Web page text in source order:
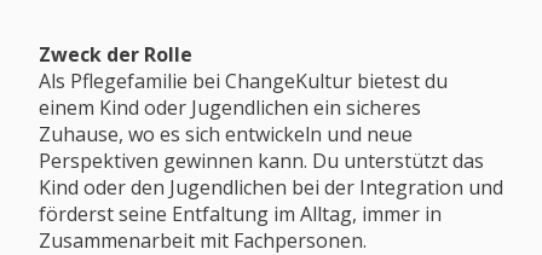
Zweck der Rolle
Als Pflegefamilie bei ChangeKultur bietest du
einem Kind oder Jugendlichen ein sicheres
Zuhause, wo es sich entwickeln und neue
Perspektiven gewinnen kann. Du unterstützt das
Kind oder den Jugendlichen bei der Integration und
förderst seine Entfaltung im Alltag, immer in
Zusammenarbeit mit Fachpersonen.